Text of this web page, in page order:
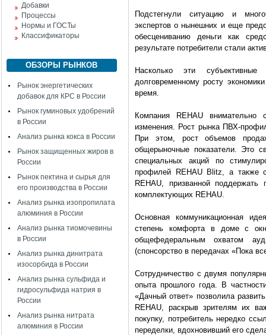
Добавки
Процессы
Нормы и ГОСТы
Классификаторы
ОБЗОРЫ РЫНКОВ
Рынок энергетических
добавок для КРС в России
Рынок гуминовых удобрений
в России
Анализ рынка кокса в России
Рынок защищенных жиров в
России
Рынок пектина и сырья для
его производства в России
Анализ рынка изопропилата
алюминия в России
Анализ рынка тиомочевины
в России
Анализ рынка динитрата
изосорбида в России
Анализ рынка сульфида и
гидросульфида натрия в
России
Анализ рынка нитрата
алюминия в России
Подстегнули ситуацию и
экспертов о нынешних и еще
обесцениванию деньги как
результате потребители стали
Насколько эти
долговременному росту
время.
Компания REHAU
изменения. Рост рынка ПВХ-
При этом, рост объемов
общерыночные показатели. Это
специальных акций по
профилей REHAU Blitz, а также
REHAU, призванной
комплектующих REHAU.
Основная коммуникационная
степень комфорта в доме с
общефедеральным охватом
(спонсорство в передачах «Пока
Сотрудничество с двумя
опыта прошлого года. В
«Дачный ответ» позволила
REHAU, раскрыв зрителям их
покупку, потребитель нередко
переделки, вдохновивший его